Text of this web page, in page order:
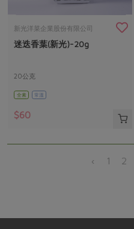
新光洋菜企業股份有限公司
迷迭香葉(新光)-20g
20公克
全素 常溫
$60
‹ 1 2